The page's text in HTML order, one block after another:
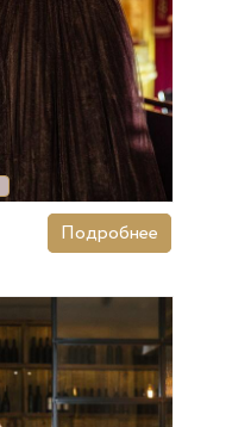
Подробнее